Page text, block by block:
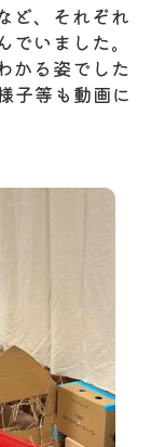
ど、それぞれ
いました。
かる姿でした
子等も動画に